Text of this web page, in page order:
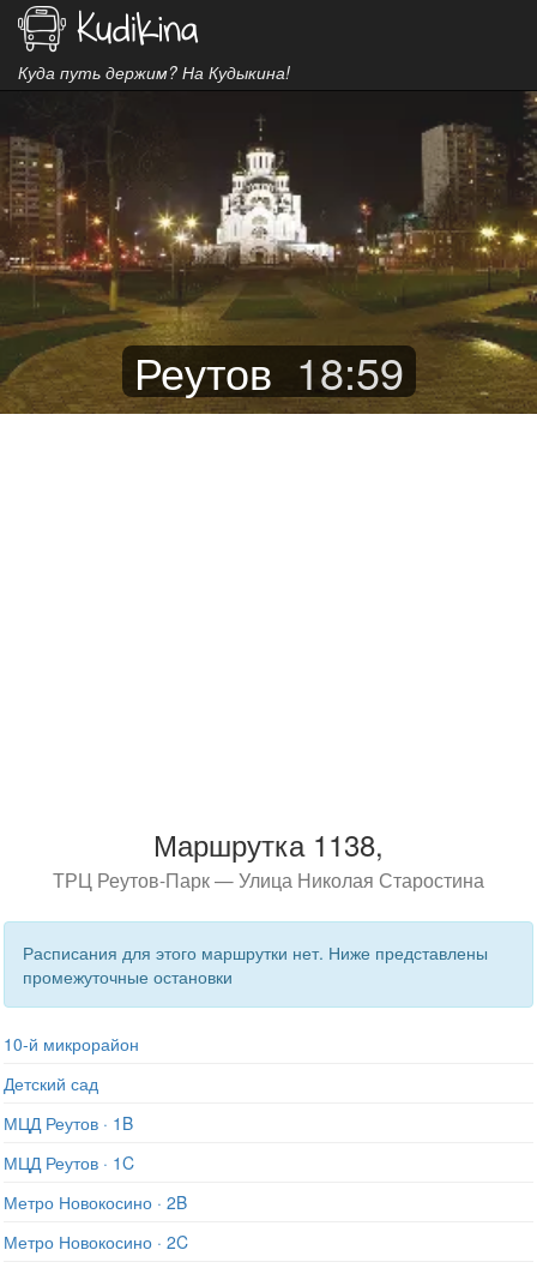
Куда путь держим? На Кудыкина!
Реутов 18:59
Маршрутка 1138,
ТРЦ Реутов-Парк — Улица Николая Старостина
Расписания для этого маршрутки нет. Ниже представлены
промежуточные остановки
10-й микрорайон
Детский сад
МЦД Реутов · 1B
МЦД Реутов · 1C
Метро Новокосино · 2B
Метро Новокосино · 2C